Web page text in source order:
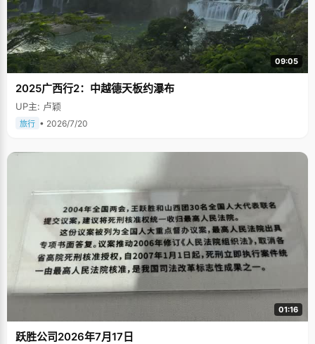
09:05
2025广西行2：中越德天板约瀑布
UP主: 卢颖
旅行 • 2026/7/20
01:16
跃胜公司2026年7月17日